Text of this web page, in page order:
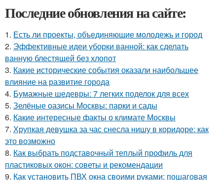
Последние обновления на сайте:
1. Есть ли проекты, объединяющие молодежь и город
2. Эффективные идеи уборки ванной: как сделать
ванную блестящей без хлопот
3. Какие исторические события оказали наибольшее
влияние на развитие города
4. Бумажные шедевры: 7 легких поделок для всех
5. Зелёные оазисы Москвы: парки и сады
6. Какие интересные факты о климате Москвы
7. Хрупкая девушка за час снесла нишу в коридоре: как
это возможно
8. Как выбрать подставочный теплый профиль для
пластиковых окон: советы и рекомендации
9. Как установить ПВХ окна своими руками: пошаговая